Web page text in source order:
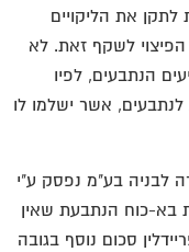
את הליקויים
לשקף זאת. לא
הנתבעים, לפיו
אשר ישלמו לו
לבניה בע"מ נפסק ע"י
כוח הנתבעת שאין
סכום נוסף בגובה